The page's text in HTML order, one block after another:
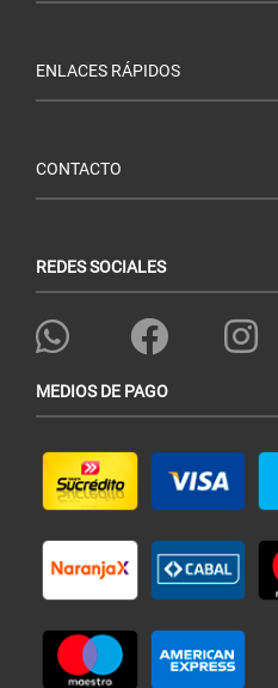
ENLACES RÁPIDOS
CONTACTO
REDES SOCIALES
MEDIOS DE PAGO